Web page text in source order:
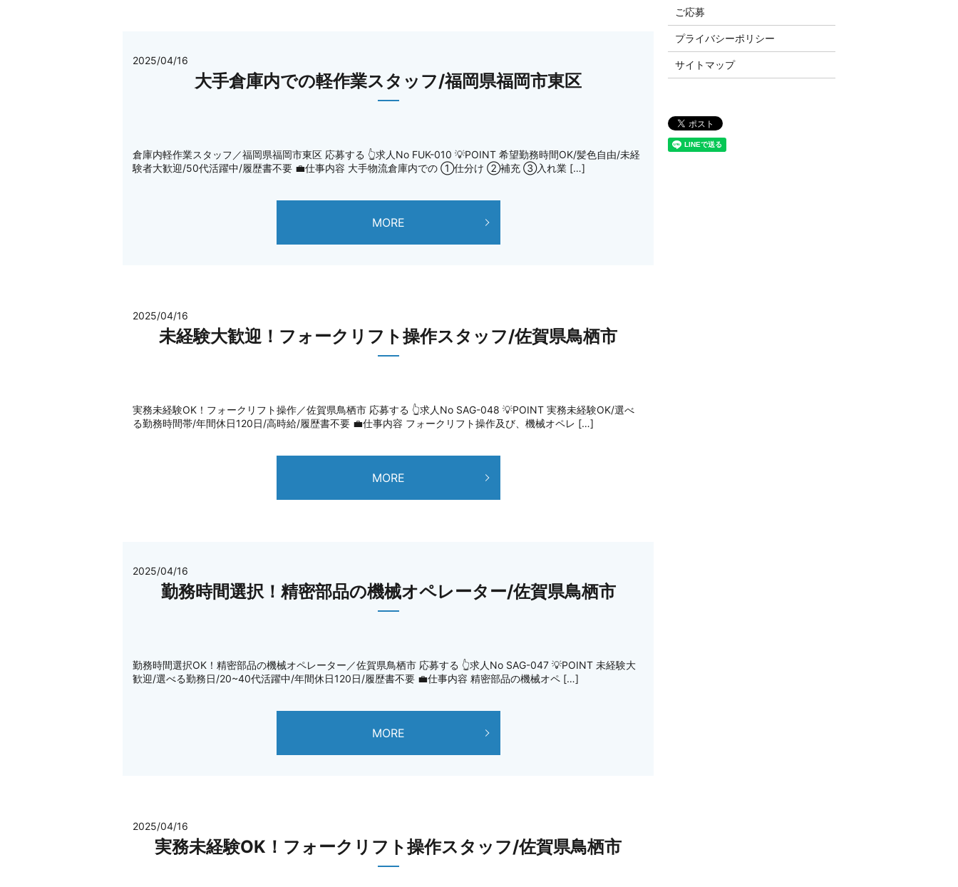
2025/04/16
大手倉庫内での軽作業スタッフ/福岡県福岡市東区
倉庫内軽作業スタッフ／福岡県福岡市東区 応募する 👆求人No FUK-010 💡POINT 希望勤務時間OK/髪色自由/未経
験者大歓迎/50代活躍中/履歴書不要 💼仕事内容 大手物流倉庫内での ①仕分け ②補充 ③入れ業 […]
MORE
2025/04/16
未経験大歓迎！フォークリフト操作スタッフ/佐賀県鳥栖市
実務未経験OK！フォークリフト操作／佐賀県鳥栖市 応募する 👆求人No SAG-048 💡POINT 実務未経験OK/選べ
る勤務時間帯/年間休日120日/高時給/履歴書不要 💼仕事内容 フォークリフト操作及び、機械オペレ […]
MORE
2025/04/16
勤務時間選択！精密部品の機械オペレーター/佐賀県鳥栖市
勤務時間選択OK！精密部品の機械オペレーター／佐賀県鳥栖市 応募する 👆求人No SAG-047 💡POINT 未経験大
歓迎/選べる勤務日/20~40代活躍中/年間休日120日/履歴書不要 💼仕事内容 精密部品の機械オペ […]
MORE
2025/04/16
実務未経験OK！フォークリフト操作スタッフ/佐賀県鳥栖市
ご応募
プライバシーポリシー
サイトマップ